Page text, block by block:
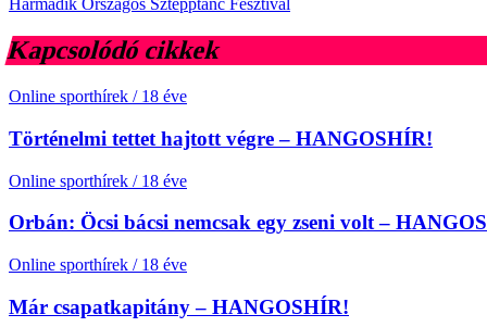
Harmadik Országos Sztepptánc Fesztivál
Kapcsolódó cikkek
Online sporthírek / 18 éve
Történelmi tettet hajtott végre – HANGOSHÍR!
Online sporthírek / 18 éve
Orbán: Öcsi bácsi nemcsak egy zseni volt –
Online sporthírek / 18 éve
Már csapatkapitány – HANGOSHÍR!